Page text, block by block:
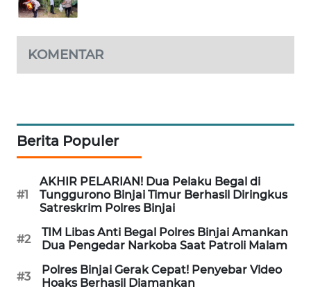
KOMENTAR
Berita Populer
#1
AKHIR PELARIAN! Dua Pelaku Begal di
Tunggurono Binjai Timur Berhasil Diringkus
Satreskrim Polres Binjai
#2
TIM Libas Anti Begal Polres Binjai Amankan
Dua Pengedar Narkoba Saat Patroli Malam
#3
Polres Binjai Gerak Cepat! Penyebar Video
Hoaks Berhasil Diamankan
SIDIKALANG
SIBARAGAS
NEWS
SIANTAR
NEWS
METRO
MEDAN
NEWS
METRO
NEWS